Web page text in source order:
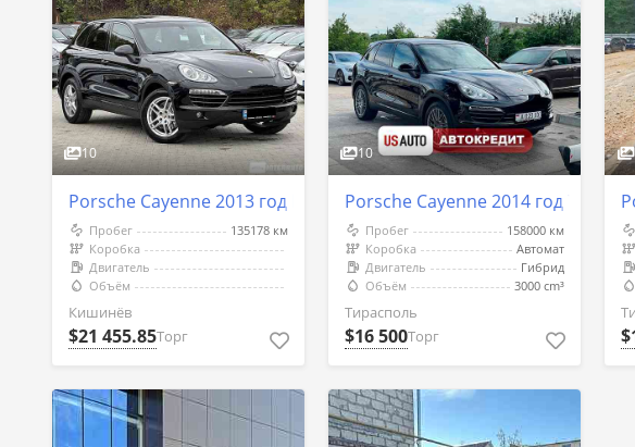
10
Porsche Cayenne 2013 год Кишинёв
Пробег
135178 км
Коробка
Двигатель
Объём
Кишинёв
$21 455.85Торг
10
Porsche Cayenne 2014 год
Пробег
158000 км
Коробка
Автомат
Двигатель
Гибрид
Объём
3000 cm³
Тирасполь
$16 500Торг